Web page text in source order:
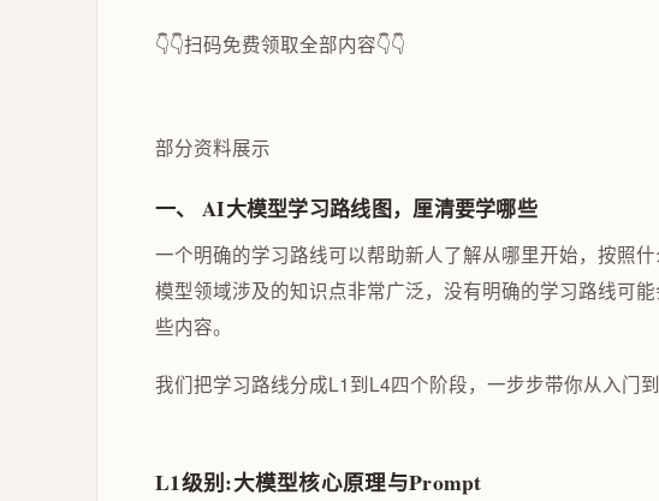
👇👇扫码免费领取全部内容👇👇
部分资料展示
一、 AI大模型学习路线图，厘清要学哪些
一个明确的学习路线可以帮助新人了解从哪里开始，按照
模型领域涉及的知识点非常广泛，没有明确的学习路线可
些内容。
我们把学习路线分成L1到L4四个阶段，一步步带你从入门
L1级别:大模型核心原理与Prompt